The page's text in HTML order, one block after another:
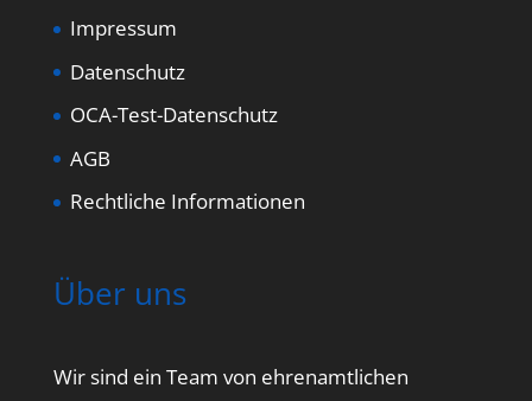
Impressum
Datenschutz
OCA-Test-Datenschutz
AGB
Rechtliche Informationen
Über uns
Wir sind ein Team von ehrenamtlichen